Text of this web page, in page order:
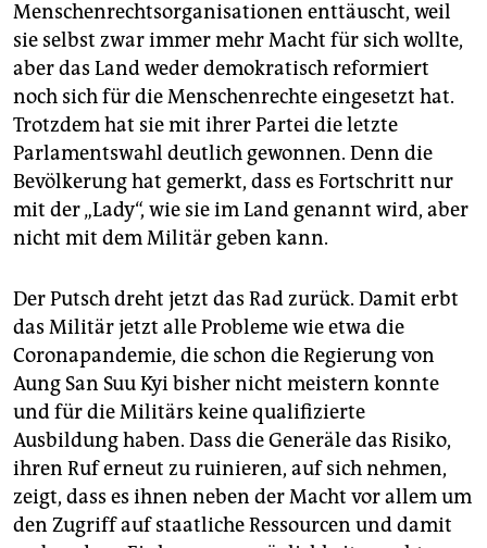
Menschenrechtsorganisationen enttäuscht, weil
sie selbst zwar immer mehr Macht für sich wollte,
aber das Land weder demokratisch reformiert
noch sich für die Menschenrechte eingesetzt hat.
Trotzdem hat sie mit ihrer Partei die letzte
Parlamentswahl deutlich gewonnen. Denn die
Bevölkerung hat gemerkt, dass es Fortschritt nur
mit der „Lady“, wie sie im Land genannt wird, aber
nicht mit dem Militär geben kann.
Der Putsch dreht jetzt das Rad zurück. Damit erbt
das Militär jetzt alle Probleme wie etwa die
Coronapandemie, die schon die Regierung von
Aung San Suu Kyi bisher nicht meistern konnte
und für die Militärs keine qualifizierte
Ausbildung haben. Dass die Generäle das Risiko,
ihren Ruf erneut zu ruinieren, auf sich nehmen,
zeigt, dass es ihnen neben der Macht vor allem um
den Zugriff auf staatliche Ressourcen und damit